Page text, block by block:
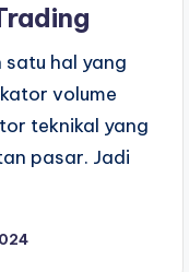
satu hal yang
volume
teknikal yang
pasar. Jadi